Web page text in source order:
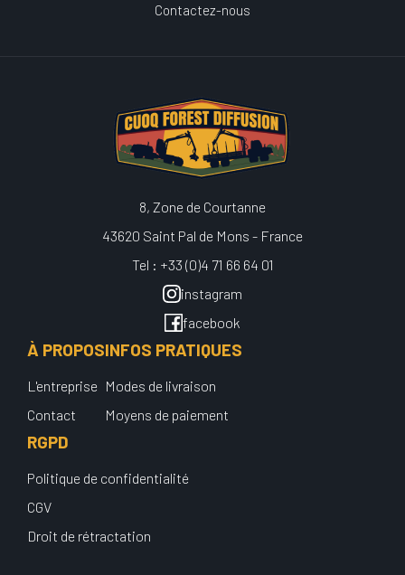
Contactez-nous
8, Zone de Courtanne
43620 Saint Pal de Mons - France
Tel : +33 (0)4 71 66 64 01
instagram
facebook
À PROPOS
L'entreprise
Contact
INFOS PRATIQUES
Modes de livraison
Moyens de paiement
RGPD
Politique de confidentialité
CGV
Droit de rétractation